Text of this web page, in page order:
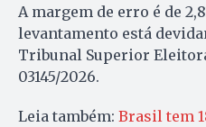
A margem de erro é de
levantamento está
Tribunal Superior
03145/2026.
Leia também: Brasil tem